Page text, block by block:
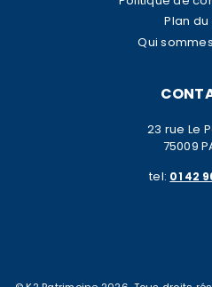
Plan du
Qui
23 rue Le
75009
tel: 01 42